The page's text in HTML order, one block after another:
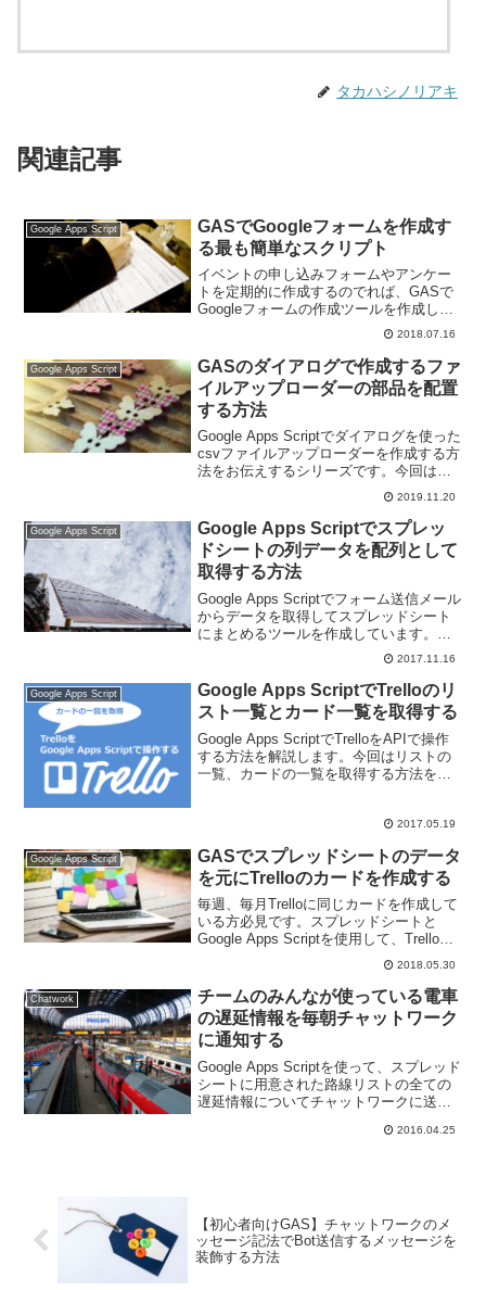
タカハシノリアキ
関連記事
Google Apps Script
GASでGoogleフォームを作成す
る最も簡単なスクリプト
イベントの申し込みフォームやアンケー
トを定期的に作成するのでれば、GASで
Googleフォームの作成ツールを作成して
おくと便利です。今回は、Googleフォー
ムを作成する最も簡単なスクリプトを紹
介します。
2018.07.16
Google Apps Script
GASのダイアログで作成するファ
イルアップローダーの部品を配置
する方法
Google Apps Scriptでダイアログを使った
csvファイルアップローダーを作成する方
法をお伝えするシリーズです。今回は、
GASのダイアログで作成するファイルア
ップローダーの部品を配置する方法で
す。
2019.11.20
Google Apps Script
Google Apps Scriptでスプレッ
ドシートの列データを配列として
取得する方法
Google Apps Scriptでフォーム送信メール
からデータを取得してスプレッドシート
にまとめるツールを作成しています。今
回はスプレッドシートの列データを配列
として取得する方法についてお伝えしま
す。
2017.11.16
Google Apps Script
Google Apps ScriptでTrelloのリ
スト一覧とカード一覧を取得する
Google Apps ScriptでTrelloをAPIで操作
する方法を解説します。今回はリストの
一覧、カードの一覧を取得する方法をお
2017.05.19
Google Apps Script
GASでスプレッドシートのデータ
を元にTrelloのカードを作成する
毎週、毎月Trelloに同じカードを作成して
いる方必見です。スプレッドシートと
Google Apps Scriptを使用して、Trelloに
カードを作成するツールを作成します。
今回は指定のリストにカードを作成しま
す。
2018.05.30
Chatwork
チームのみんなが使っている電車
の遅延情報を毎朝チャットワーク
に通知する
Google Apps Scriptを使って、スプレッド
シートに用意された路線リストの全ての
遅延情報についてチャットワークに送る
の電車遅延情報もまとめて通知できます
2016.04.25
【初心者向けGAS】チャットワークのメ
ッセージ記法でBot送信するメッセージを
装飾する方法